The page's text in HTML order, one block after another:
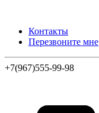
Контакты
Перезвоните мне
+7(967)555-99-98